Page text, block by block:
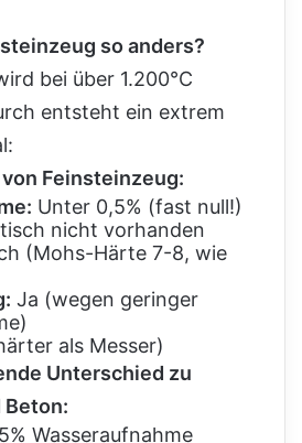
so anders?
bei über 1.200°C
entsteht ein extrem
Feinsteinzeug:
Unter 0,5% (fast null!)
nicht vorhanden
(Mohs-Härte 7-8, wie
Ja (wegen geringer
als Messer)
Unterschied zu
Beton:
Wasseraufnahme